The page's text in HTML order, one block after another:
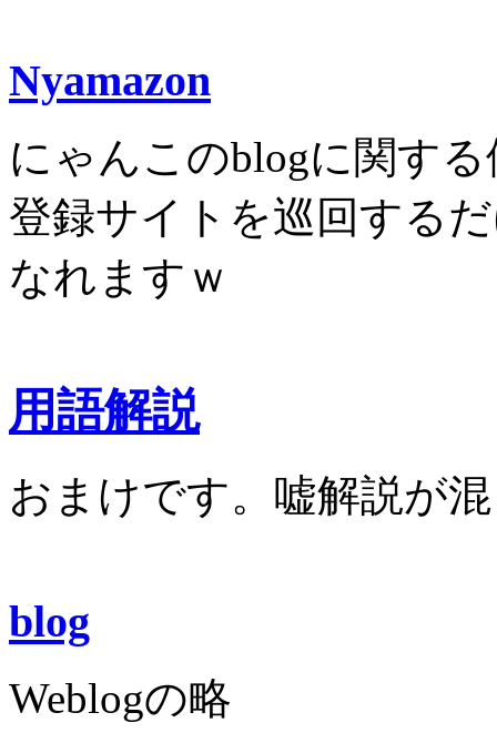
Nyamazon
にゃんこのblogに関す
登録サイトを巡回する
なれますｗ
用語解説
おまけです。嘘解説が
blog
Weblogの略